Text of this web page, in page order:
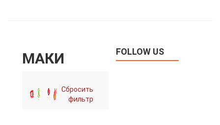
МАКИ
Сбросить
фильтр
FOLLOW US